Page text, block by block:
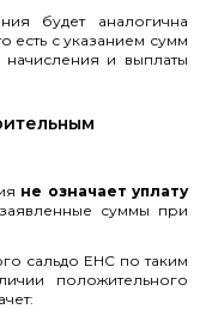
будет аналогична
с указанием сумм
и выплаты
не означает уплату
суммы при
сальдо ЕНС по таким
положительного